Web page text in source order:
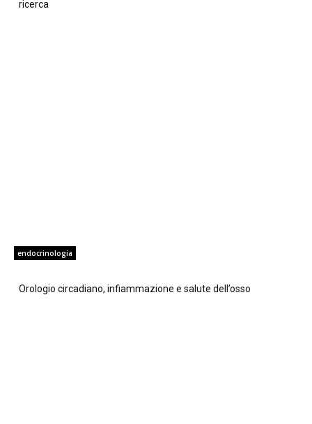
ricerca
endocrinologia
Orologio circadiano, infiammazione e salute dell’osso